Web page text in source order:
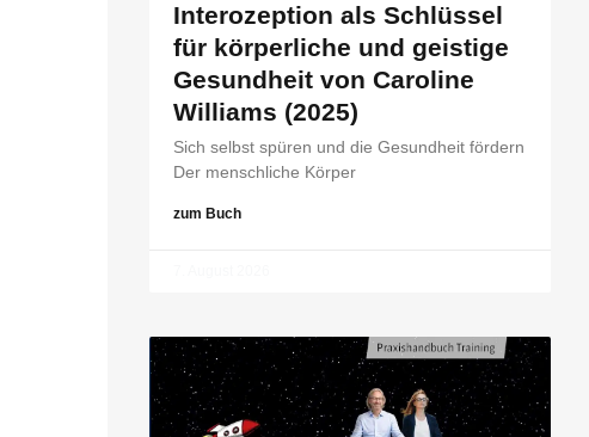
Interozeption als Schlüssel
für körperliche und geistige
Gesundheit von Caroline
Williams (2025)
Sich selbst spüren und die Gesundheit fördern
Der menschliche Körper
zum Buch